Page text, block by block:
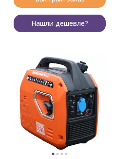
Нашли дешевле?